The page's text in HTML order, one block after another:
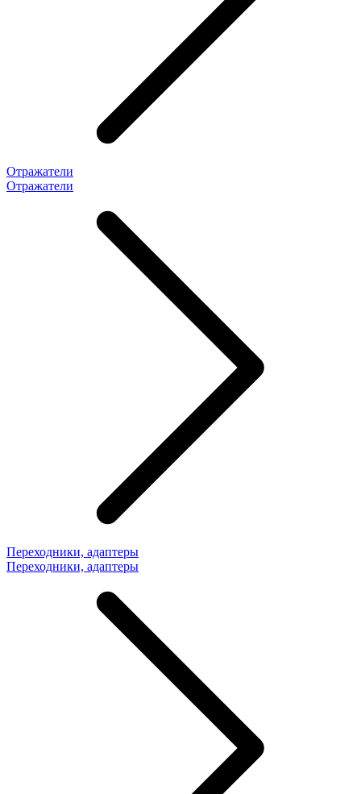
Отражатели
Отражатели
Переходники, адаптеры
Переходники, адаптеры